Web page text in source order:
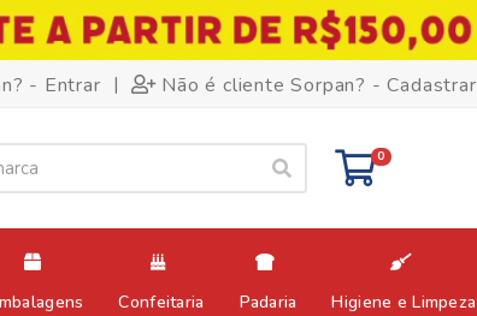
- Entrar | Não é cliente Sorpan? - Cadastrar
0
Confeitaria Padaria Higiene e Limpeza